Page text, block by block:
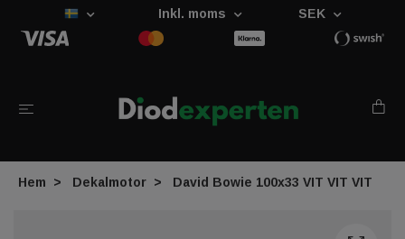
Inkl. moms SEK
Hem Dekalmotor David Bowie 100x33 VIT VIT VIT